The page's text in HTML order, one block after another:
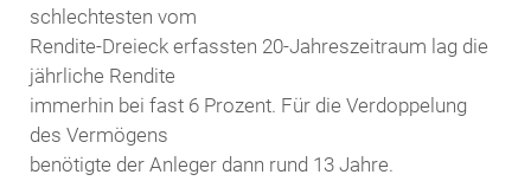
schlechtesten vom
Rendite-Dreieck erfassten 20-Jahreszeitraum lag die
jährliche Rendite
immerhin bei fast 6 Prozent. Für die Verdoppelung
des Vermögens
benötigte der Anleger dann rund 13 Jahre.